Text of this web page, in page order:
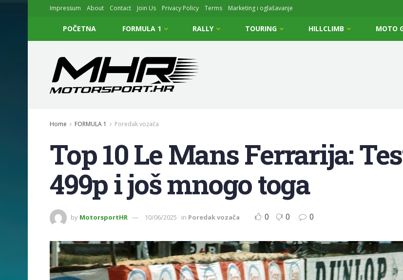
Impressum About Contact Join Us Privacy Policy Terms Marketing i oglašavanje
POČETNA FORMULA 1 RALLY TOURING HILLCLIMB MOTO
Home FORMULA 1 Poredak vozača
Top 10 Le Mans Ferrarija:
499p i još mnogo toga
by MotorsportHR 10/06/2025 in Poredak vozača 0 0 0